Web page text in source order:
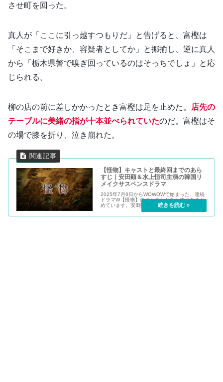
させ町を回った。
真人が「ここに引っ越すつもりだ」と告げると、富樫は
「そこまで好きか、容疑者としてか」と揶揄し、逆に真人
から「栃木県警で嗅ぎ回っているのはそっちでしょ」と応
じられる。
柳の店の前に差しかかったとき富樫は足を止めた。
店先の
テーブルに美緒の指が十本並べられていたのだ。富樫はそ
の場で膝を折り、泣き崩れた。
【怪物】キャストと最終回までのあら
すじ｜安田顕＆水上恒司主演の韓国リ
メイクサスペンスドラマ
2025年7月6日からWOWOWで始まった、連続
ドラマW【怪物】のキャストとあらすじをまと
めています。安田顕さん＆水上恒司さん主演
で、韓国サスペンスドラマをリメイクしたドラ
マになります。